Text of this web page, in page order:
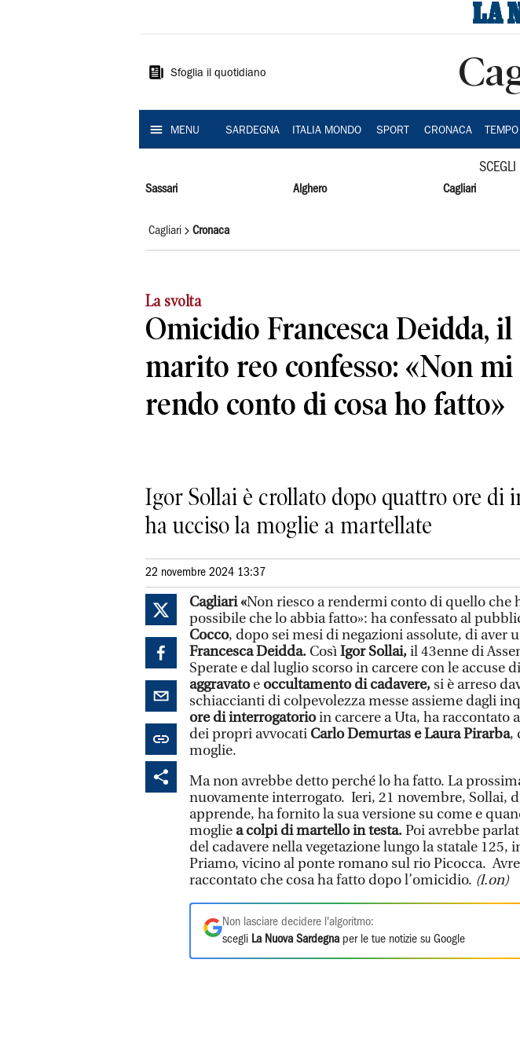
Sardegna
Sfoglia il quotidiano
MENU SARDEGNA ITALIA MONDO SPORT CRONACA
SCEGLI
Sassari Alghero Cagliari
Cagliari Cronaca
La svolta
Omicidio Francesca Deidda, il
marito reo confesso: «Non mi
rendo conto di cosa ho fatto»
Igor Sollai è crollato dopo quattro ore di
ha ucciso la moglie a martellate
22 novembre 2024 13:37
Cagliari «Non riesco a rendermi conto di quello che
possibile che lo abbia fatto»: ha confessato al
Cocco, dopo sei mesi di negazioni assolute, di aver
Francesca Deidda. CosìIgor Sollai,il 43enne di
Sperate e dal luglio scorso in carcere con le accuse di
aggravatoe occultamento di cadavere,si è arreso
schiaccianti di colpevolezza messe assieme dagli
ore di interrogatorioin carcere a Uta, ha raccontato
dei propri avvocati Carlo Demurtas e Laura Pirarba,
moglie.
Ma non avrebbe detto perché lo ha fatto. La
nuovamente interrogato. Ieri, 21 novembre, Sollai,
apprende, ha fornito la sua versione su come e
moglie a colpi di martello in testa.Poi avrebbe
del cadavere nella vegetazione lungo la statale 125,
Priamo, vicino al ponte romano sul rio Picocca.
raccontato che cosa ha fatto dopo l’omicidio. (l.on)
Non lasciare decidere l'algoritmo:
scegli La Nuova Sardegna per le tue notizie su Google